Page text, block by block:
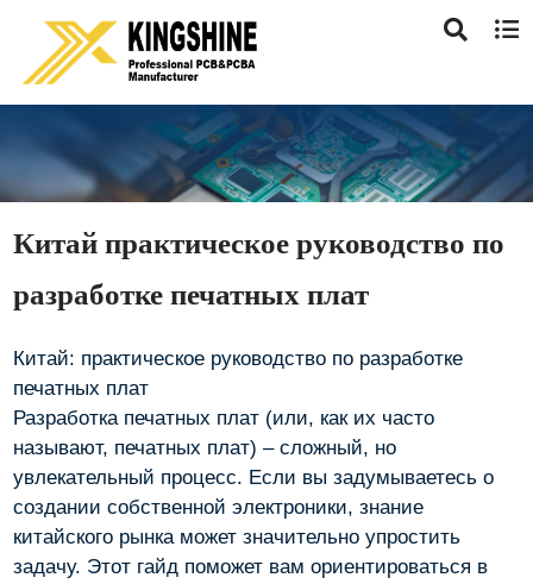
Китай практическое руководство по
разработке печатных плат
Китай: практическое руководство по разработке
печатных плат
Разработка печатных плат (или, как их часто
называют, печатных плат) – сложный, но
увлекательный процесс. Если вы задумываетесь о
создании собственной электроники, знание
китайского рынка может значительно упростить
задачу. Этот гайд поможет вам ориентироваться в